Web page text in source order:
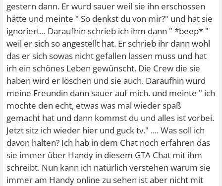
gestern dann. Er wurd sauer weil sie ihn erschossen
hätte und meinte " So denkst du von mir?" und hat sie
ignoriert... Daraufhin schrieb ich ihm dann " *beep* "
weil er sich so angestellt hat. Er schrieb ihr dann wohl
das er sich sowas nicht gefallen lassen muss und hat
irh ein schönes Leben gewünscht. Die Crew die sie
haben wird er löschen und sie auch. Daraufhin wurd
meine Freundin dann sauer auf mich. und meinte " ich
mochte den echt, etwas was mal wieder spaß
gemacht hat und dann kommst du und alles ist vorbei.
Jetzt sitz ich wieder hier und guck tv." .... Was soll ich
davon halten? Ich hab in dem Chat noch erfahren das
sie immer über Handy in diesem GTA Chat mit ihm
schreibt. Nun kann ich natürlich verstehen warum sie
immer am Handy online zu sehen ist aber nicht mit